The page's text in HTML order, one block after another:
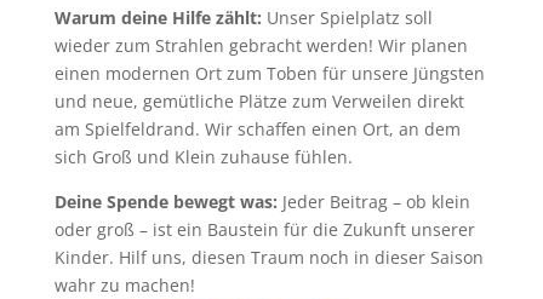
Warum deine Hilfe zählt: Unser Spielplatz soll
wieder zum Strahlen gebracht werden! Wir planen
einen modernen Ort zum Toben für unsere Jüngsten
und neue, gemütliche Plätze zum Verweilen direkt
am Spielfeldrand. Wir schaffen einen Ort, an dem
sich Groß und Klein zuhause fühlen.
Deine Spende bewegt was: Jeder Beitrag – ob klein
oder groß – ist ein Baustein für die Zukunft unserer
Kinder. Hilf uns, diesen Traum noch in dieser Saison
wahr zu machen!